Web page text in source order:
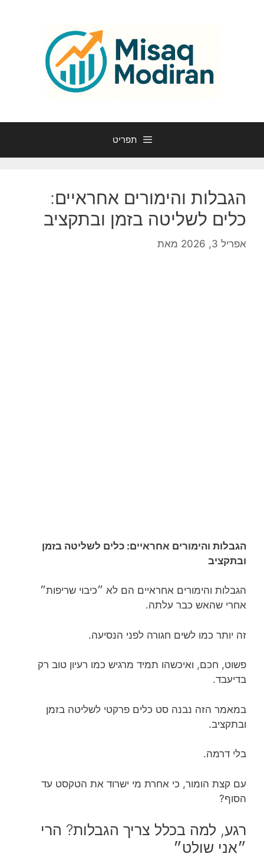
תפריט
הגבלות והימורים אחראיים:
כלים לשליטה בזמן ובתקציב
אפריל 3, 2026 מאת
הגבלות והימורים אחראיים: כלים לשליטה בזמן
ובתקציב
הגבלות והימורים אחראיים הם לא ״כיבוי שריפות״
אחרי שהאש כבר עלתה.
זה יותר כמו לשים חגורה לפני הנסיעה.
פשוט, חכם, ואיכשהו תמיד מרגיש כמו רעיון טוב רק
בדיעבד.
במאמר הזה נבנה סט כלים פרקטי לשליטה בזמן
ובתקציב.
בלי דרמה.
עם קצת הומור, כי אחרת מי ישרוד את הטקסט עד
הסוף?
רגע, למה בכלל צריך הגבלות? הרי
״אני שולט״